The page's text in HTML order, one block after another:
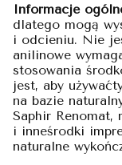
Informacje
dlatego mogą
i odcieniu. Nie
anilinowe
stosowania
jest, aby
na bazie
Saphir Renomat,
i inneśrodki
naturalne